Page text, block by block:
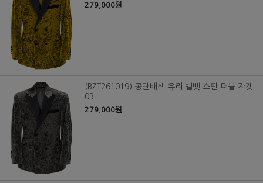
279,000원
(BZT261019) 공단배색 유리 벨벳 스판 더블 자켓
03
279,000원